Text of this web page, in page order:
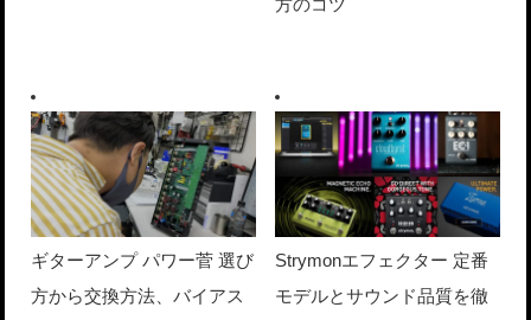
ギターアンプ パワー菅 選び
方から交換方法、バイアス
Strymonエフェクター 定番
モデルとサウンド品質を徹